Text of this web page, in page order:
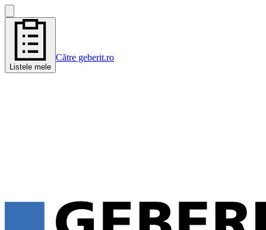
Listele mele
Către geberit.ro